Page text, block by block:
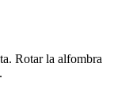
Rotar la alfombra